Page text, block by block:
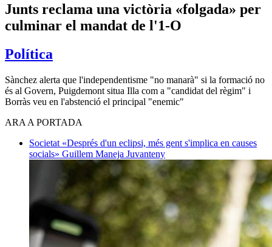
Junts reclama una victòria «folgada» per
culminar el mandat de l'1-O
Política
Sànchez alerta que l'independentisme "no manarà" si la formació no
és al Govern, Puigdemont situa Illa com a "candidat del règim" i
Borràs veu en l'abstenció el principal "enemic"
ARA A PORTADA
Societat «Després d'un eclipsi, més gent s'implica en causes
socials» Guillem Maneja Juvanteny